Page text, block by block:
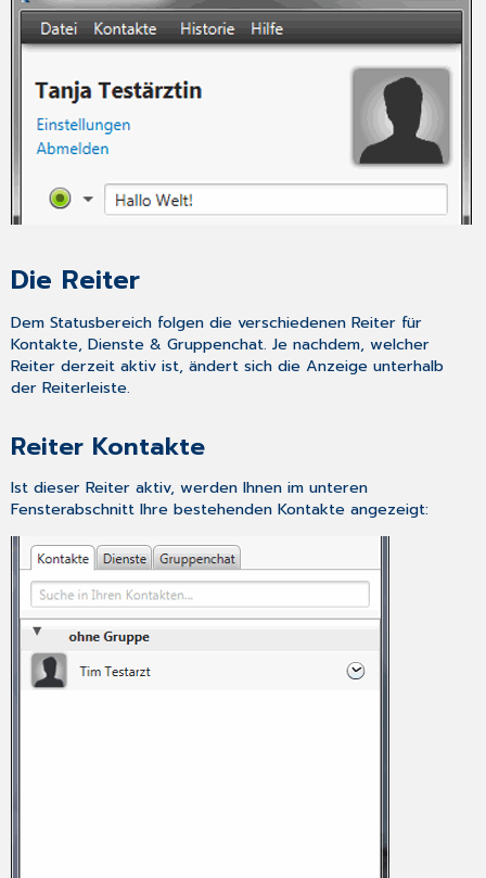
Die Reiter
DemStatusbereich folgen die verschiedenen Reiter für
Kontakte,Dienste &Gruppenchat. Je nachdem, welcher
Reiter derzeit aktiv ist, ändert sich die Anzeige unterhalb
der Reiterleiste.
Reiter Kontakte
Ist dieser Reiter aktiv, werden Ihnen im unteren
Fensterabschnitt Ihre bestehenden Kontakte angezeigt: